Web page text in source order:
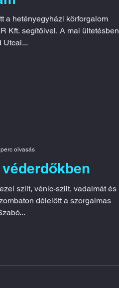
a hetényegyházi körforgalom
Kft. segítőivel. A mai ültetésben
Utcai...
szilt, vénic-szilt, vadalmát és
délelőtt a szorgalmas
perc olvasás